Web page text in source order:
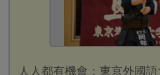
人人都有機會：東京外國